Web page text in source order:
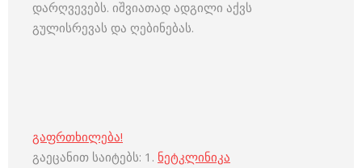
დარღვევებს. იშვიათად ადგილი აქვს
გულისრევას და ღებინებას.
გაფრთხილება!
გაეცანით საიტებს: 1. ნეტკლინიკა